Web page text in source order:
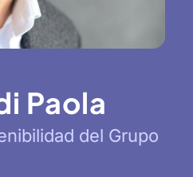
Paola
del Grupo